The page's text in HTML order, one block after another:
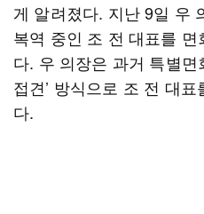
게 알려졌다. 지난 9일 우
복역 중인 조 전 대표를
다. 우 의장은 과거 특별면
접견’ 방식으로 조 전 대
다.